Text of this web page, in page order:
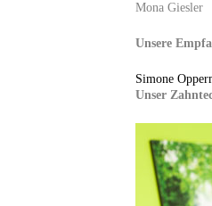
Mona Giesler
Unsere
Simone
Unser